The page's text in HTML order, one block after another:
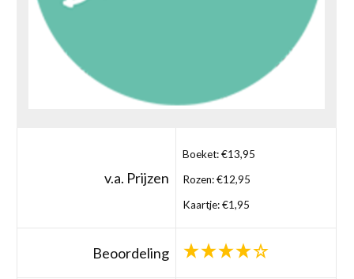
v.a. Prijzen
Boeket: €13,95
Rozen: €12,95
Kaartje: €1,95
Beoordeling